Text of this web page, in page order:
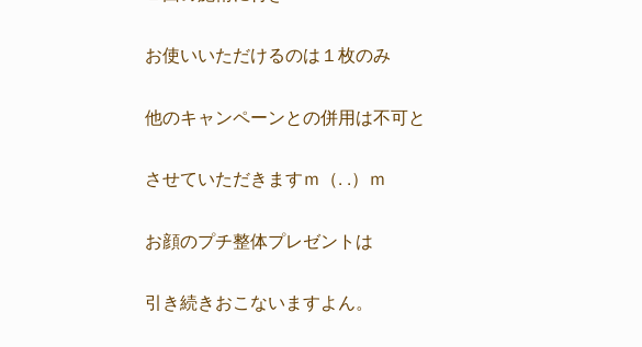
お使いいただけるのは１枚のみ
他のキャンペーンとの併用は不可と
させていただきますｍ（. .）ｍ
お顔のプチ整体プレゼントは
引き続きおこないますよん。